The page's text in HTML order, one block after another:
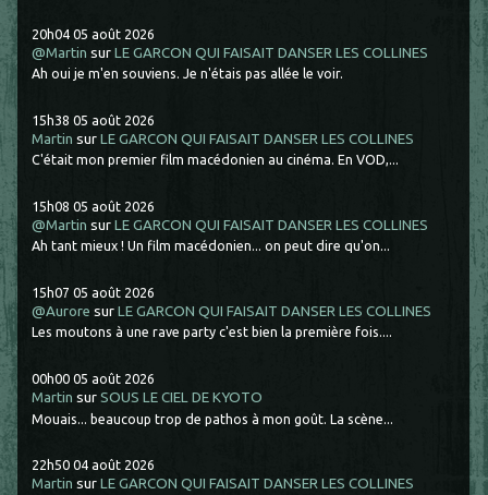
20h04 05 août 2026
@Martin surLE GARCON QUI FAISAIT DANSER LES COLLINES
Ah oui je m'en souviens. Je n'étais pas allée le voir.
15h38 05 août 2026
Martin surLE GARCON QUI FAISAIT DANSER LES COLLINES
C'était mon premier film macédonien au cinéma. En VOD,...
15h08 05 août 2026
@Martin surLE GARCON QUI FAISAIT DANSER LES COLLINES
Ah tant mieux ! Un film macédonien... on peut dire qu'on...
15h07 05 août 2026
@Aurore surLE GARCON QUI FAISAIT DANSER LES COLLINES
Les moutons à une rave party c'est bien la première fois....
00h00 05 août 2026
Martin surSOUS LE CIEL DE KYOTO
Mouais... beaucoup trop de pathos à mon goût. La scène...
22h50 04 août 2026
Martin surLE GARCON QUI FAISAIT DANSER LES COLLINES